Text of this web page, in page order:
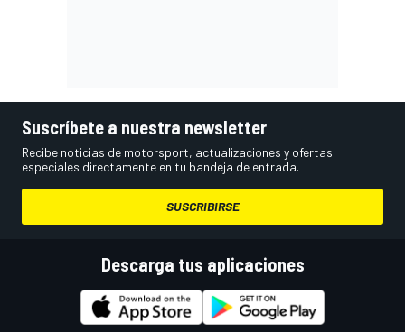
Suscríbete a nuestra newsletter
Recibe noticias de motorsport, actualizaciones y ofertas
especiales directamente en tu bandeja de entrada.
SUSCRIBIRSE
Descarga tus aplicaciones